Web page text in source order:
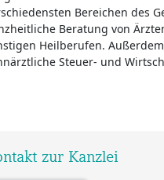
Bereichen des
Beratung von
Heilberufen.
Steuer- und
zur Kanzlei